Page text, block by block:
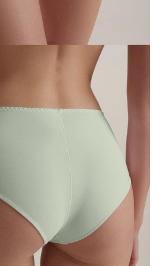
TP1199, r.102/L, miętowy
TP1199, r.102/L, miętowy